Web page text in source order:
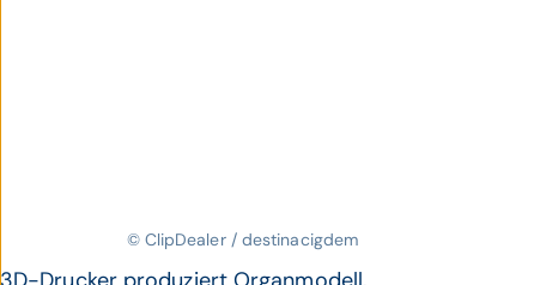
© ClipDealer / destinacigdem